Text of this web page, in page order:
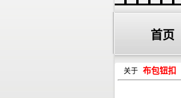
首页
关于 布包钮扣